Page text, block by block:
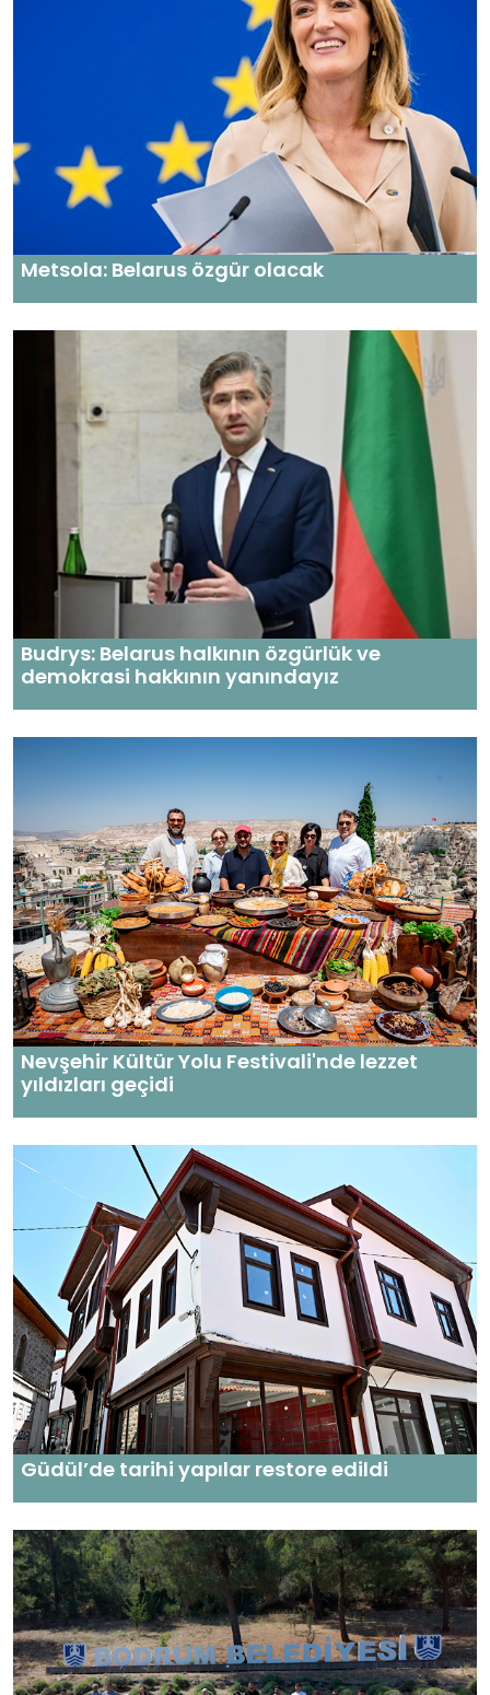
Metsola: Belarus özgür olacak
Budrys: Belarus halkının özgürlük ve
demokrasi hakkının yanındayız
Nevşehir Kültür Yolu Festivali'nde lezzet
yıldızları geçidi
Güdül’de tarihi yapılar restore edildi